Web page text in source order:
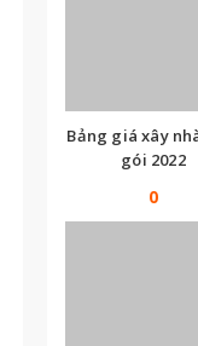
Bảng giá xây
gói 2022
0